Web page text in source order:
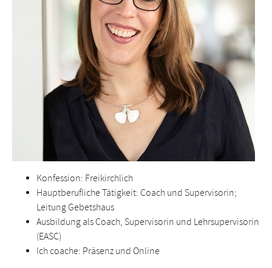
Konfession: Freikirchlich
Hauptberufliche Tätigkeit: Coach und Supervisorin;
Leitung Gebetshaus
Ausbildung als Coach, Supervisorin und Lehrsupervisorin
(EASC)
Ich coache: Präsenz und Online